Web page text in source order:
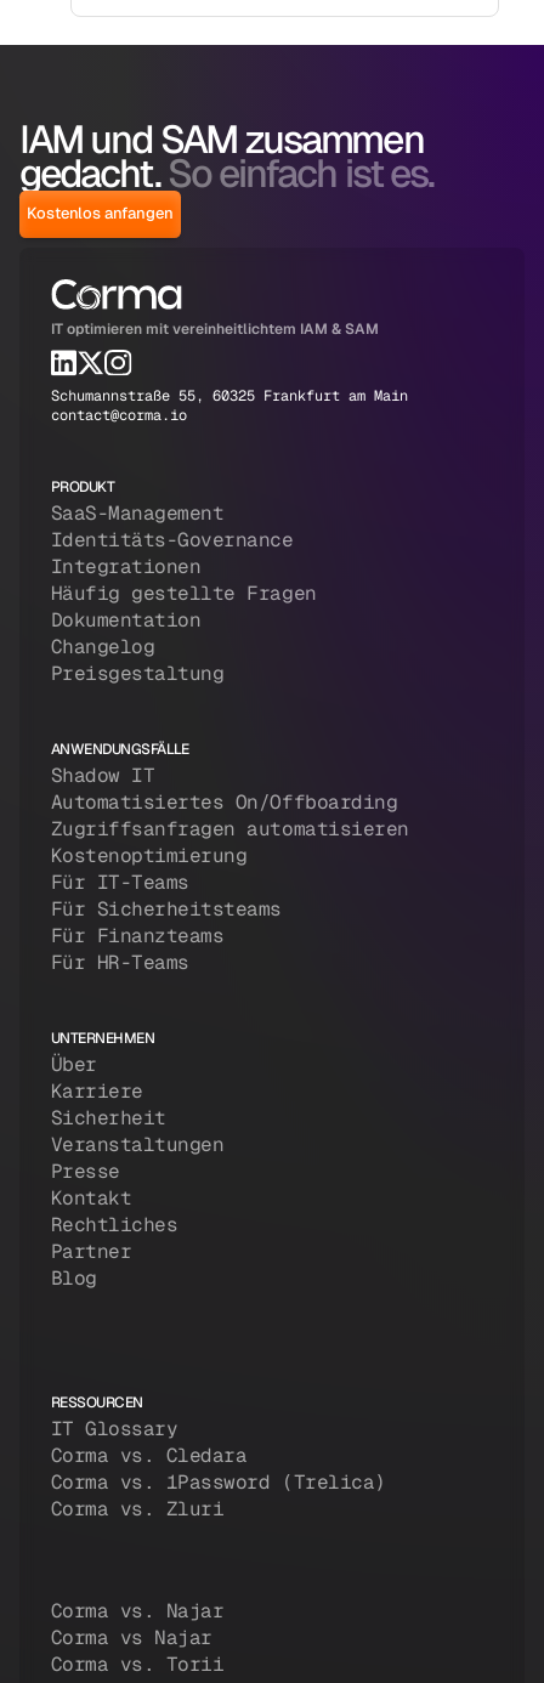
IAM und SAM zusammen
gedacht.So einfach ist es.
Kostenlos anfangen
IT optimieren mit vereinheitlichtem IAM & SAM
Schumannstraße 55, 60325 Frankfurt am Main
contact@corma.io
PRODUKT
SaaS-Management
Identitäts-Governance
Integrationen
Häufig gestellte Fragen
Dokumentation
Changelog
Preisgestaltung
ANWENDUNGSFÄLLE
Shadow IT
Automatisiertes On/Offboarding
Zugriffsanfragen automatisieren
Kostenoptimierung
Für IT-Teams
Für Sicherheitsteams
Für Finanzteams
Für HR-Teams
UNTERNEHMEN
Über
Karriere
Sicherheit
Veranstaltungen
Presse
Kontakt
Rechtliches
Partner
Blog
RESSOURCEN
IT Glossary
Corma vs. Cledara
Corma vs. 1Password (Trelica)
Corma vs. Zluri
Corma vs. Najar
Corma vs Najar
Corma vs. Torii